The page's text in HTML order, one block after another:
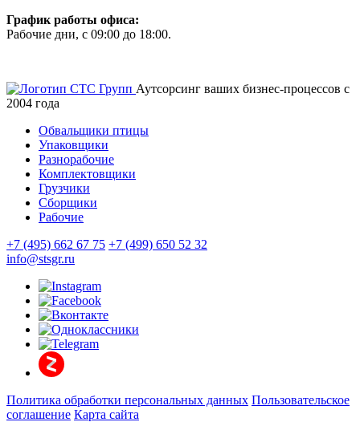
График работы офиса:
Рабочие дни, с 09:00 до 18:00.
Аутсорсинг ваших бизнес-процессов с
2004 года
Обвальщики птицы
Упаковщики
Разнорабочие
Комплектовщики
Грузчики
Сборщики
Рабочие
+7 (495) 662 67 75 +7 (499) 650 52 32
info@stsgr.ru
Политика обработки персональных данных Пользовательское
соглашение Карта сайта